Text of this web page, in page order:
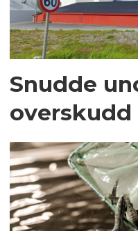
Snudde
overskudd